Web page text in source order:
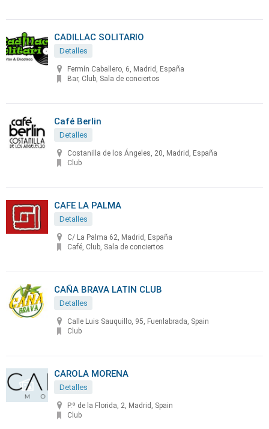
CADILLAC SOLITARIO
Detalles
Fermín Caballero, 6, Madrid, España
Bar, Club, Sala de conciertos
Café Berlin
Detalles
Costanilla de los Ángeles, 20, Madrid, España
Club
CAFE LA PALMA
Detalles
C/ La Palma 62, Madrid, España
Café, Club, Sala de conciertos
CAÑA BRAVA LATIN CLUB
Detalles
Calle Luis Sauquillo, 95, Fuenlabrada, Spain
Club
CAROLA MORENA
Detalles
P.º de la Florida, 2, Madrid, Spain
Club